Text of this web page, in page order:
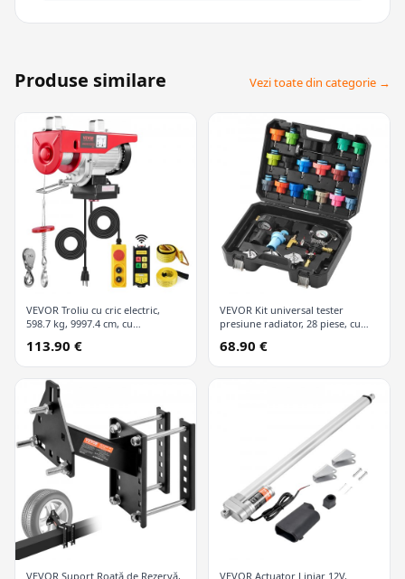
Produse similare Vezi toate din categorie →
VEVOR Troliu cu cric electric,
598.7 kg, 9997.4 cm, cu
cu fir
113.90 €
VEVOR Kit universal tester
presiune radiator, 28 piese, cu
codificate după culori, kit vid
refill pentru sisteme de răcire
68.90 €
VEVOR Suport Roată de Rezervă,
VEVOR Actuator Liniar 12V,